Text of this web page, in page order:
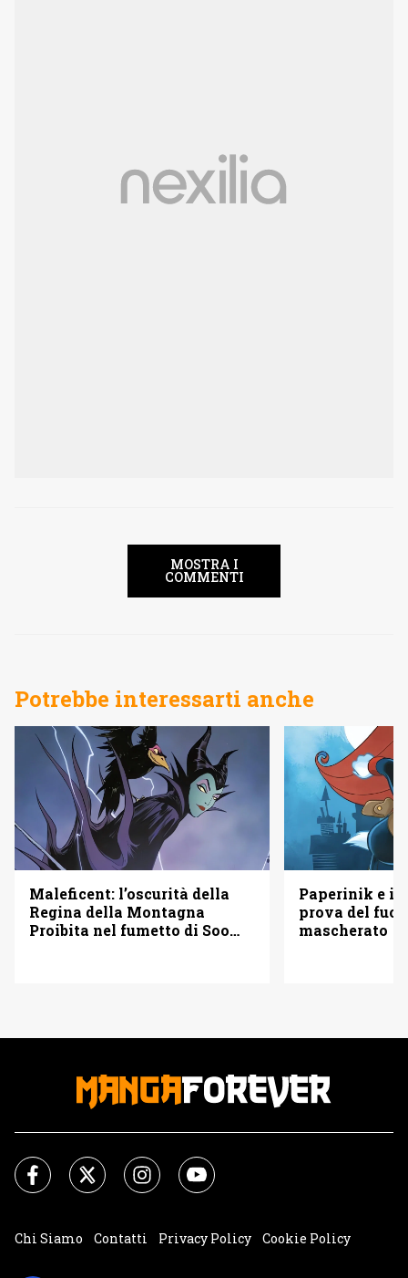
MOSTRA I
COMMENTI
Potrebbe interessarti anche
Maleficent: l’oscurità della
Regina della Montagna
Proibita nel fumetto di Soo
Paperinik e i
prova del
mascherato
Chi Siamo Contatti Privacy Policy
Cookie Policy